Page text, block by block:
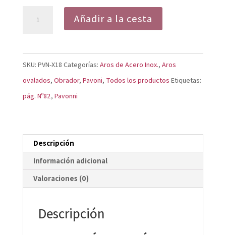
X18
cantidad
Añadir a la cesta
SKU: PVN-X18 Categorías: Aros de Acero Inox., Aros
ovalados, Obrador, Pavoni, Todos los productos Etiquetas:
pág. Nº82, Pavonni
Descripción
Información adicional
Valoraciones (0)
Descripción